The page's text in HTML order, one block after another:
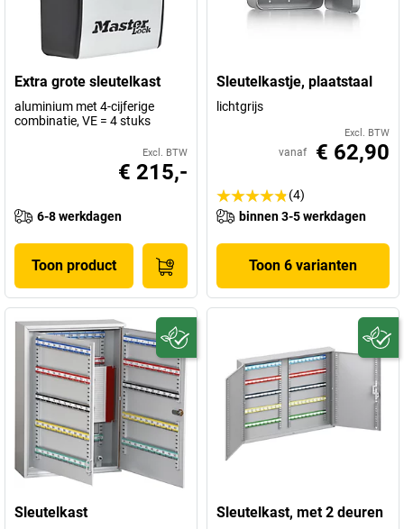
Extra grote sleutelkast
aluminium met 4-cijferige
combinatie, VE = 4 stuks
Excl. BTW
€ 215,-
6-8 werkdagen
Toon product
Sleutelkastje, plaatstaal
lichtgrijs
Excl. BTW
vanaf € 62,90
(4)
binnen 3-5 werkdagen
Toon 6 varianten
Sleutelkast Sleutelkast, met 2 deuren